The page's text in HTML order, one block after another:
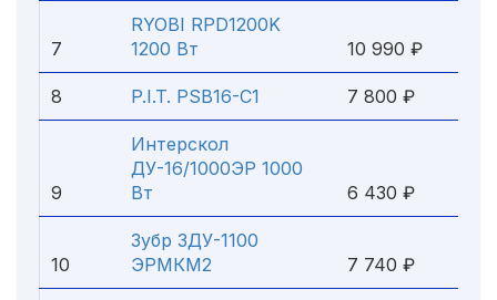
7
RYOBI RPD1200K
1200 Вт
10 990 ₽
8 P.I.T. PSB16-C1 7 800 ₽
9
Интерскол
ДУ-16/1000ЭР 1000
Вт
6 430 ₽
10
Зубр ЗДУ-1100
ЭРМКМ2
7 740 ₽